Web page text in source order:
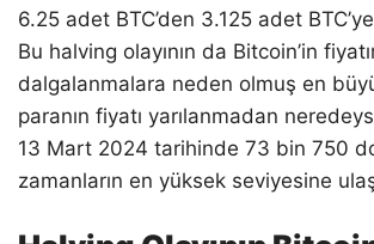
6.25 adet BTC’den 3.125 adet
Bu halving olayının da Bitcoin’in
dalgalanmalara neden olmuş en
paranın fiyatı yarılanmadan
13 Mart 2024 tarihinde 73 bin 750
zamanların en yüksek seviyesine